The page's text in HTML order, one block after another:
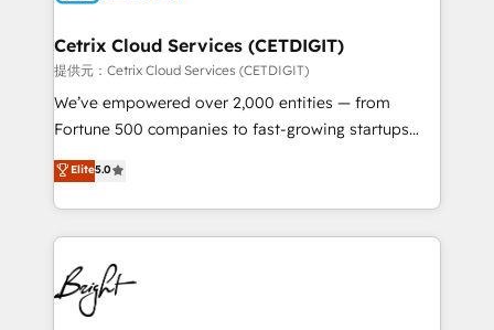
Award 🏆2020 Elite Solutions Partner 🏆2019
Integrations HubSpot Impact Award 🏆2019
Marketing Enablement HubSpot Impact Award 🏆
2018 Website Design HubSpot Impact Award 🏆2017
Growth-Driven Design Agency of the Year 🏆2016
Sales Enablement HubSpot Impact Award 🏆2015
HubSpot COS Performance Award 🏆2014 HubSpot
COS Design Award 🏆2013 HubSpot Marketplace
Cetrix Cloud Services (CETDIGIT)
提供元：Cetrix Cloud Services (CETDIGIT)
We’ve empowered over 2,000 entities — from
Fortune 500 companies to fast-growing startups
and nonprofits — to streamline operations, scale
revenue, and unlock the full potential of HubSpot.
With deep technical and industry expertise, we fuse
automation, integration, and AI innovation to deliver
lasting impact. We specialize in: • Turnkey and end-
to-end HubSpot implementations • Onboarding for
Sales, Service, Marketing & Content Hubs • AI voice
Elite5.0